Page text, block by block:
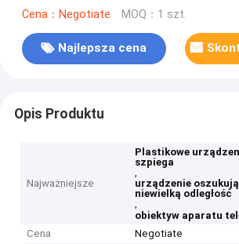
Cena：Negotiate MOQ：1 szt.
Najlepsza cena
Opis Produktu
Najważniejsze
Plastikowe
szpiega
,
urządzenie
niewielką odległość
,
obiektyw aparatu
Cena
Negotiate